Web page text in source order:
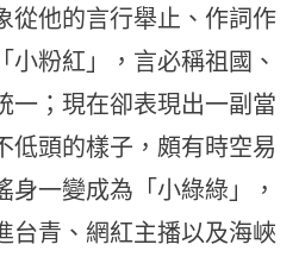
從他的言行舉止、作詞作
小粉紅」，言必稱祖國、
一；現在卻表現出一副當
低頭的樣子，頗有時空易
一變成為「小綠綠」，
台青、網紅主播以及海峽